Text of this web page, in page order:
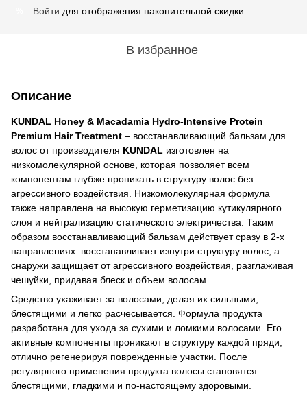
Войти для отображения накопительной скидки
В избранное
Описание
KUNDAL Honey & Macadamia Hydro-Intensive Protein
Premium Hair Treatment – ​​восстанавливающий бальзам для
волос от производителя KUNDAL изготовлен на
низкомолекулярной основе, которая позволяет всем
компонентам глубже проникать в структуру волос без
агрессивного воздействия. Низкомолекулярная формула
также направлена ​​на высокую герметизацию кутикулярного
слоя и нейтрализацию статического электричества. Таким
образом восстанавливающий бальзам действует сразу в 2-х
направлениях: восстанавливает изнутри структуру волос, а
снаружи защищает от агрессивного воздействия, разглаживая
чешуйки, придавая блеск и объем волосам.
Средство ухаживает за волосами, делая их сильными,
блестящими и легко расчесывается. Формула продукта
разработана для ухода за сухими и ломкими волосами. Его
активные компоненты проникают в структуру каждой пряди,
отлично регенерируя поврежденные участки. После
регулярного применения продукта волосы становятся
блестящими, гладкими и по-настоящему здоровыми.